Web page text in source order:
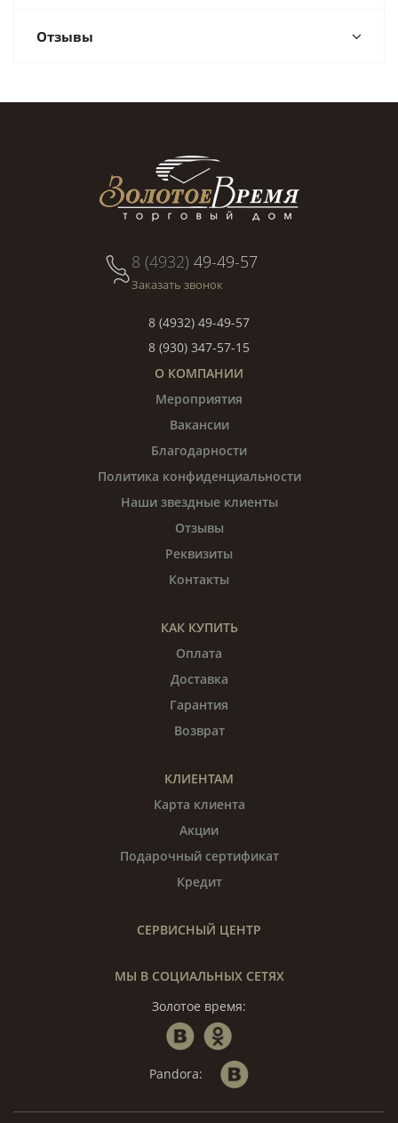
Отзывы
8 (4932) 49-49-57
Заказать звонок
8 (4932) 49-49-57
8 (930) 347-57-15
О КОМПАНИИ
Мероприятия
Вакансии
Благодарности
Политика конфиденциальности
Наши звездные клиенты
Отзывы
Реквизиты
Контакты
КАК КУПИТЬ
Оплата
Доставка
Гарантия
Возврат
КЛИЕНТАМ
Карта клиента
Акции
Подарочный сертификат
Кредит
СЕРВИСНЫЙ ЦЕНТР
МЫ В СОЦИАЛЬНЫХ СЕТЯХ
Золотое время:
Pandora: